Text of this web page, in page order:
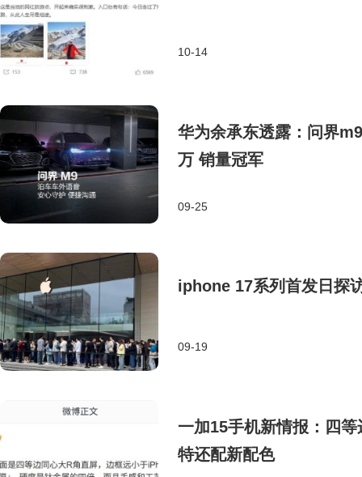
10-14
华为余承东透露：问界
万 销量冠军
09-25
iphone 17系列首发日探
09-19
一加15手机新情报：四
特还配新配色​